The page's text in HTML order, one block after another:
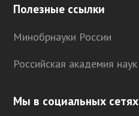
Полезные ссылки
Минобрнауки России
Российская академия наук
Мы в социальных сетях